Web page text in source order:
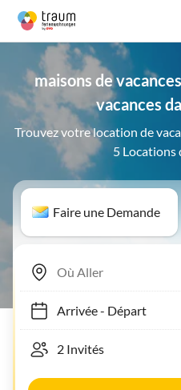
maisons de
vacances
Trouvez votre location de
5 Locations
Faire une Demande
Arrivée- Départ